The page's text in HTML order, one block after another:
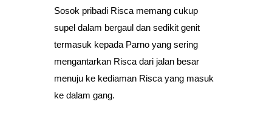
Sosok pribadi Risca memang cukup
supel dalam bergaul dan sedikit genit
termasuk kepada Parno yang sering
mengantarkan Risca dari jalan besar
menuju ke kediaman Risca yang masuk
ke dalam gang.